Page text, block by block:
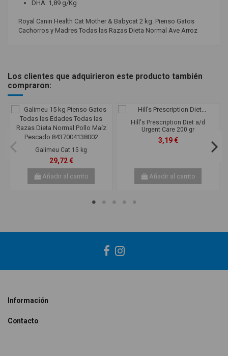
DHA: 1,89 g/Kg
Royal Canin Health Cat Mother & Babycat 2 kg. Pienso Gatos
Cachorros y Madres Todas las Razas Dieta Normal Ave Arroz
Digestibilidad
Composición del alimento
Vegetales
Edad
Cachorros
Royal Canin Health Cat
En stock 499998 Artículos
Los clientes que adquirieron este producto también
compraron:
Galimeu Cat 15 kg
29,72 €
Añadir al carrito
Hill's Prescription Diet a/d
Urgent Care 200 gr
3,19 €
Añadir al carrito
Información
Contacto